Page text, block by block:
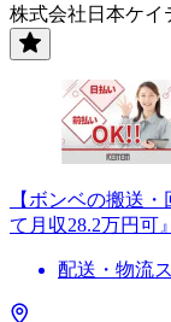
株式会社日本ケイ
【ボンベの搬送
て月収28.2万円可』
配送・物流